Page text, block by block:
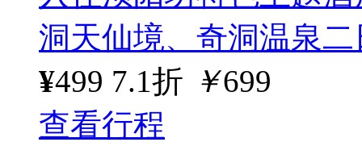
洞天仙境、奇洞温泉二
¥499 7.1折 ￥699
查看行程